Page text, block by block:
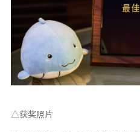
△获奖照片